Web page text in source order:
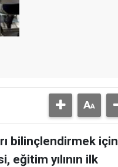
bilinçlendirmek için
eğitim yılının ilk